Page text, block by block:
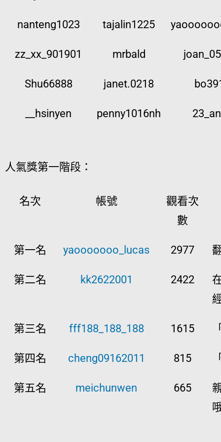
nanteng1023 tajalin1225
zz_xx_901901 mrbald
Shu66888 janet.0218
__hsinyen penny1016nh
人氣獎第一階段：
名次 帳號
觀看次
數
第一名 yaooooooo_lucas 2977
第二名 kk2622001 2422
第三名 fff188_188_188 1615
第四名 cheng09162011 815
第五名 meichunwen 665